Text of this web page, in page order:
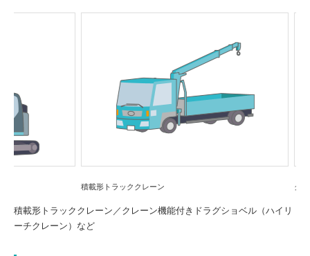
Previou
積載形トラッククレーン クレーン機
積載形トラッククレーン／クレーン機能付きドラグショベル（ハイリ
ーチクレーン）など